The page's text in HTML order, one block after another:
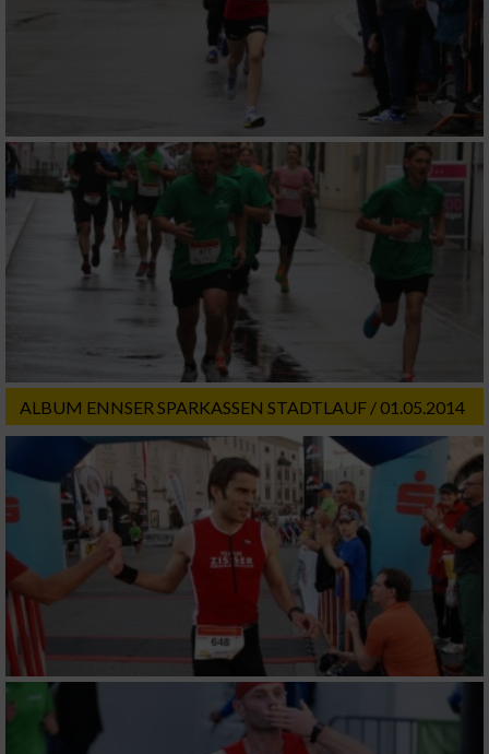
ALBUM ENNSER SPARKASSEN STADTLAUF / 01.05.2014
Geräte anhand von aktiv angeforderten
Informationen identifizieren
Nicht-IAB-Verarbeitungszwecke:
Notwendig
Werbung